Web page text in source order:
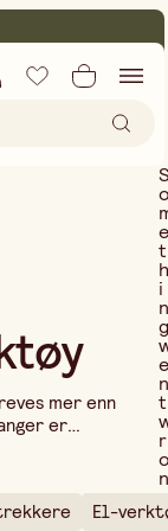
mer enn
er
kutting,
El-
e
t
h
i
n
g
e
n
t
r
n
..